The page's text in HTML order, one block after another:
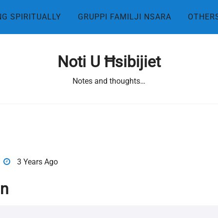
SPIRITUALLY GRUPPI FAMILJI NSARA
Noti U Ħsibijiet
Notes and thoughts…
3 Years Ago